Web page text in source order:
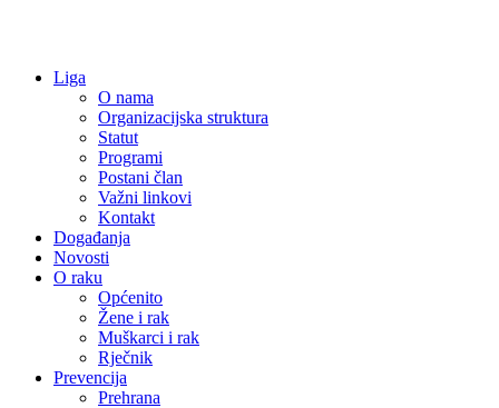
Liga
O nama
Organizacijska struktura
Statut
Programi
Postani član
Važni linkovi
Kontakt
Događanja
Novosti
O raku
Općenito
Žene i rak
Muškarci i rak
Rječnik
Prevencija
Prehrana